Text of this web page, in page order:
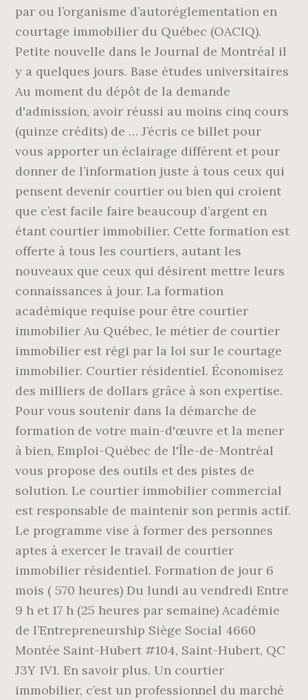
par ou l’organisme d’autoréglementation en
courtage immobilier du Québec (OACIQ).
Petite nouvelle dans le Journal de Montréal il
y a quelques jours. Base études universitaires
Au moment du dépôt de la demande
d'admission, avoir réussi au moins cinq cours
(quinze crédits) de … J’écris ce billet pour
vous apporter un éclairage différent et pour
donner de l’information juste à tous ceux qui
pensent devenir courtier ou bien qui croient
que c’est facile faire beaucoup d’argent en
étant courtier immobilier. Cette formation est
offerte à tous les courtiers, autant les
nouveaux que ceux qui désirent mettre leurs
connaissances à jour. La formation
académique requise pour être courtier
immobilier Au Québec, le métier de courtier
immobilier est régi par la loi sur le courtage
immobilier. Courtier résidentiel. Économisez
des milliers de dollars grâce à son expertise.
Pour vous soutenir dans la démarche de
formation de votre main-d'œuvre et la mener
à bien, Emploi-Québec de l'Île-de-Montréal
vous propose des outils et des pistes de
solution. Le courtier immobilier commercial
est responsable de maintenir son permis actif.
Le programme vise à former des personnes
aptes à exercer le travail de courtier
immobilier résidentiel. Formation de jour 6
mois ( 570 heures) Du lundi au vendredi Entre
9 h et 17 h (25 heures par semaine) Académie
de l’Entrepreneurship Siège Social 4660
Montée Saint-Hubert #104, Saint-Hubert, QC
J3Y 1V1. En savoir plus. Un courtier
immobilier, c’est un professionnel du marché